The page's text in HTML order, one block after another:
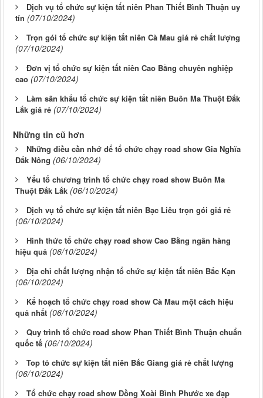
Dịch vụ tổ chức sự kiện tất niên Phan Thiết Bình Thuận uy
tín (07/10/2024)
Trọn gói tổ chức sự kiện tất niên Cà Mau giá rẻ chất lượng
(07/10/2024)
Đơn vị tổ chức sự kiện tất niên Cao Bằng chuyên nghiệp
cao (07/10/2024)
Làm sân khẩu tổ chức sự kiện tất niên Buôn Ma Thuột Đắk
Lắk giá rẻ (07/10/2024)
Những tin cũ hơn
Những điều cần nhớ để tổ chức chạy road show Gia Nghĩa
Đắk Nông (06/10/2024)
Yếu tố chương trình tổ chức chạy road show Buôn Ma
Thuột Đắk Lắk (06/10/2024)
Dịch vụ tổ chức sự kiện tất niên Bạc Liêu trọn gói giá rẻ
(06/10/2024)
Hình thức tổ chức chạy road show Cao Bằng ngân hàng
hiệu quả (06/10/2024)
Địa chỉ chất lượng nhận tổ chức sự kiện tất niên Bắc Kạn
(06/10/2024)
Kế hoạch tổ chức chạy road show Cà Mau một cách hiệu
quả nhất (06/10/2024)
Quy trình tổ chức road show Phan Thiết Bình Thuận chuẩn
quốc tế (06/10/2024)
Top tỏ chức sự kiện tất niên Bắc Giang giá rẻ chất lượng
(06/10/2024)
Tổ chức chạy road show Đồng Xoài Bình Phước xe đạp